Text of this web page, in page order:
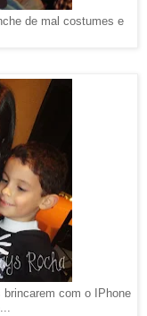
de mal costumes e
com o IPhone